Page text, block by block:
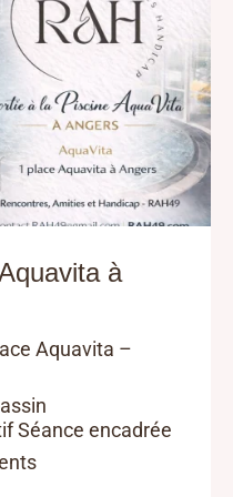
à
Aquavita –
Séance encadrée